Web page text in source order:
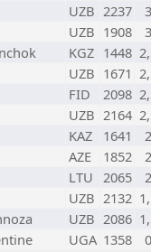
UZB 2237 3
UZB 1908 3
KGZ 1448
UZB 1671
FID 2098
UZB 2164
KAZ 1641 2
AZE 1852 2
LTU 2065 2
UZB 2132
UZB 2086
UGA 1358 0